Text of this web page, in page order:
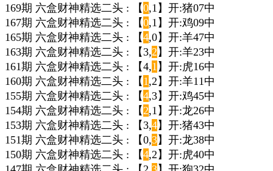
169期 六盒财神精选二头 : 【0,1】开:猪07中
167期 六盒财神精选二头 : 【0,1】开:鸡09中
165期 六盒财神精选二头 : 【4,0】开:羊47中
163期 六盒财神精选二头 : 【3,2 】开:羊23中
161期 六盒财神精选二头 : 【4,1 】开:虎16中
160期 六盒财神精选二头 : 【 1,2】开:羊11中
155期 六盒财神精选二头 : 【4,3】开:鸡45中
154期 六盒财神精选二头 : 【2,1】开:龙26中
153期 六盒财神精选二头 : 【3,4】开:猪43中
151期 六盒财神精选二头 : 【0,3】开:龙38中
150期 六盒财神精选二头 : 【4,2】开:虎40中